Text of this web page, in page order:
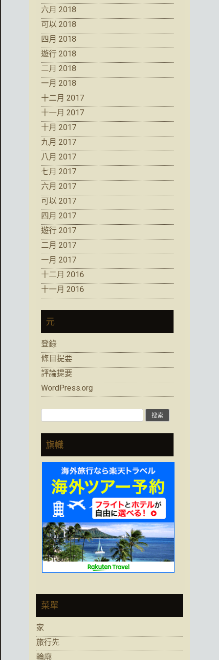
六月 2018
可以 2018
四月 2018
遊行 2018
二月 2018
一月 2018
十二月 2017
十一月 2017
十月 2017
九月 2017
八月 2017
七月 2017
六月 2017
可以 2017
四月 2017
遊行 2017
二月 2017
一月 2017
十二月 2016
十一月 2016
元
登錄
條目提要
評論提要
WordPress.org
旗幟
菜單
家
旅行先
輪廓